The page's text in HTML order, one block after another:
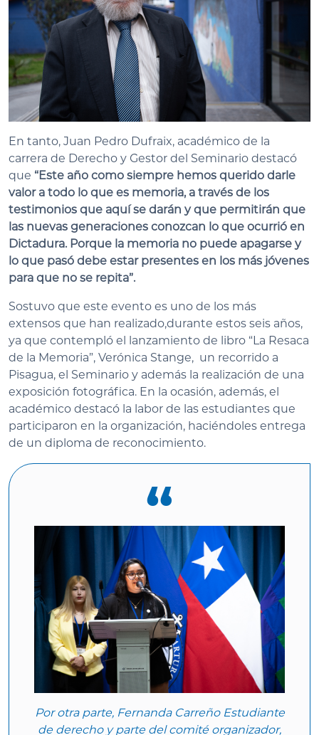
En tanto, Juan Pedro Dufraix, académico de la
carrera de Derecho y Gestor del Seminario destacó
que “Este año como siempre hemos querido darle
valor a todo lo que es memoria, a través de los
testimonios que aquí se darán y que permitirán que
las nuevas generaciones conozcan lo que ocurrió en
Dictadura. Porque la memoria no puede apagarse y
lo que pasó debe estar presentes en los más jóvenes
para que no se repita”.
Sostuvo que este evento es uno de los más
extensos que han realizado,durante estos seis años,
ya que contempló el lanzamiento de libro “La Resaca
de la Memoria”, Verónica Stange, un recorrido a
Pisagua, el Seminario y además la realización de una
exposición fotográfica. En la ocasión, además, el
académico destacó la labor de las estudiantes que
participaron en la organización, haciéndoles entrega
de un diploma de reconocimiento.
Por otra parte, Fernanda Carreño Estudiante
de derecho y parte del comité organizador,